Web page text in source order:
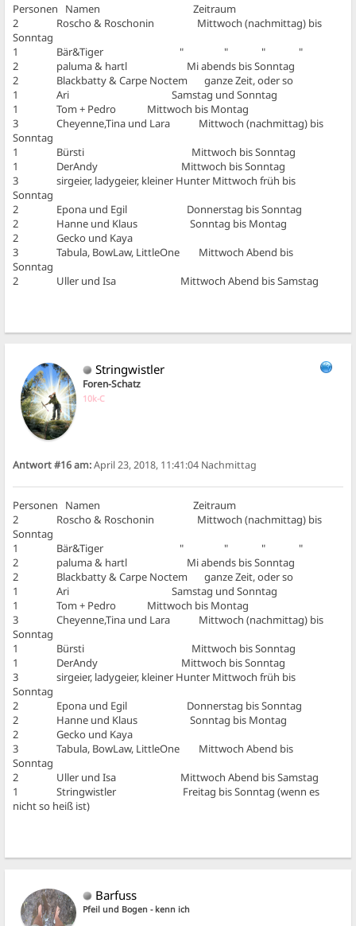
Personen Namen Zeitraum
2 Roscho & Roschonin Mittwoch (nachmittag) bis
Sonntag
1 Bär&Tiger " " " "
2 paluma & hartl Mi abends bis Sonntag
2 Blackbatty & Carpe Noctem ganze Zeit, oder so
1 Ari Samstag und Sonntag
1 Tom + Pedro Mittwoch bis Montag
3 Cheyenne,Tina und Lara Mittwoch (nachmittag) bis
Sonntag
1 Bürsti Mittwoch bis Sonntag
1 DerAndy Mittwoch bis Sonntag
3 sirgeier, ladygeier, kleiner Hunter Mittwoch früh bis
Sonntag
2 Epona und Egil Donnerstag bis Sonntag
2 Hanne und Klaus Sonntag bis Montag
2 Gecko und Kaya
3 Tabula, BowLaw, LittleOne Mittwoch Abend bis
Sonntag
2 Uller und Isa Mittwoch Abend bis Samstag
Stringwistler
Foren-Schatz
10k-C
Antwort #16 am:April 23, 2018, 11:41:04 Nachmittag
Personen Namen Zeitraum
2 Roscho & Roschonin Mittwoch (nachmittag) bis
Sonntag
1 Bär&Tiger " " " "
2 paluma & hartl Mi abends bis Sonntag
2 Blackbatty & Carpe Noctem ganze Zeit, oder so
1 Ari Samstag und Sonntag
1 Tom + Pedro Mittwoch bis Montag
3 Cheyenne,Tina und Lara Mittwoch (nachmittag) bis
Sonntag
1 Bürsti Mittwoch bis Sonntag
1 DerAndy Mittwoch bis Sonntag
3 sirgeier, ladygeier, kleiner Hunter Mittwoch früh bis
Sonntag
2 Epona und Egil Donnerstag bis Sonntag
2 Hanne und Klaus Sonntag bis Montag
2 Gecko und Kaya
3 Tabula, BowLaw, LittleOne Mittwoch Abend bis
Sonntag
2 Uller und Isa Mittwoch Abend bis Samstag
1 Stringwistler Freitag bis Sonntag (wenn es
nicht so heiß ist)
Barfuss
Pfeil und Bogen - kenn ich